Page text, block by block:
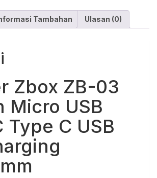
Tambahan Ulasan (0)
Zbox ZB-03
Micro USB
Type C USB